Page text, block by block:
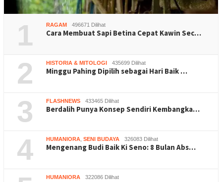
1 RAGAM 496671 Dilihat
Cara Membuat Sapi Betina Cepat Kawin Sec…
2 HISTORIA & MITOLOGI 435699 Dilihat
Minggu Pahing Dipilih sebagai Hari Baik …
3 FLASHNEWS 433465 Dilihat
Berdalih Punya Konsep Sendiri Kembangka…
4 HUMANIORA SENI BUDAYA 326083 Dilihat
Mengenang Budi Baik Ki Seno: 8 Bulan Abs…
HUMANIORA 322086 Dilihat